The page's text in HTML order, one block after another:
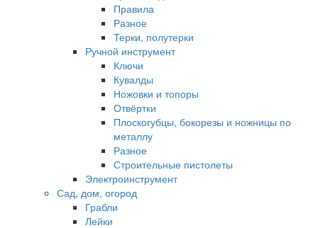
Правила
Разное
Терки, полутерки
Ручной инструмент
Ключи
Кувалды
Ножовки и топоры
Отвёртки
Плоскогубцы, бокорезы и ножницы по
металлу
Разное
Строительные пистолеты
Электроинструмент
Сад, дом, огород
Грабли
Лейки